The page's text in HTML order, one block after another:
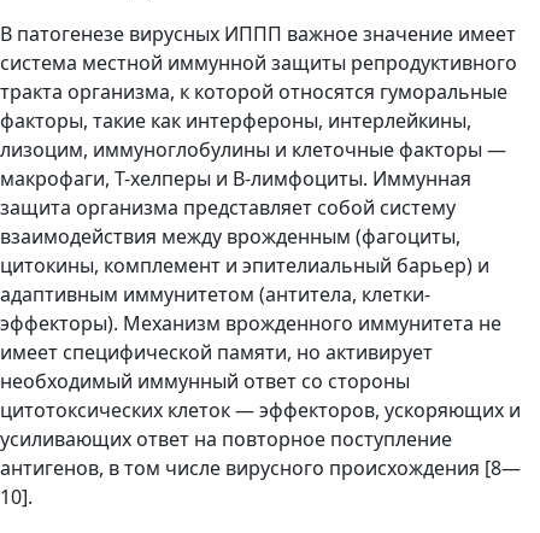
В патогенезе вирусных ИППП важное значение имеет
система местной иммунной защиты репродуктивного
тракта организма, к которой относятся гуморальные
факторы, такие как интерфероны, интерлейкины,
лизоцим, иммуноглобулины и клеточные факторы —
макрофаги, Т-хелперы и В-лимфоциты. Иммунная
защита организма представляет собой систему
взаимодействия между врожденным (фагоциты,
цитокины, комплемент и эпителиальный барьер) и
адаптивным иммунитетом (антитела, клетки-
эффекторы). Механизм врожденного иммунитета не
имеет специфической памяти, но активирует
необходимый иммунный ответ со стороны
цитотоксических клеток — эффекторов, ускоряющих и
усиливающих ответ на повторное поступление
антигенов, в том числе вирусного происхождения [8—
10].